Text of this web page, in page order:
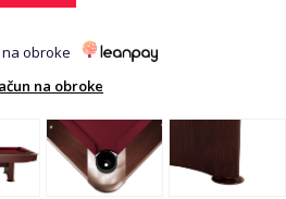
obroke
na obroke